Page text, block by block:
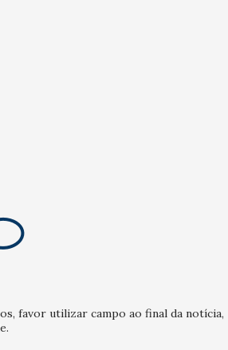
favor utilizar campo ao final da notícia,